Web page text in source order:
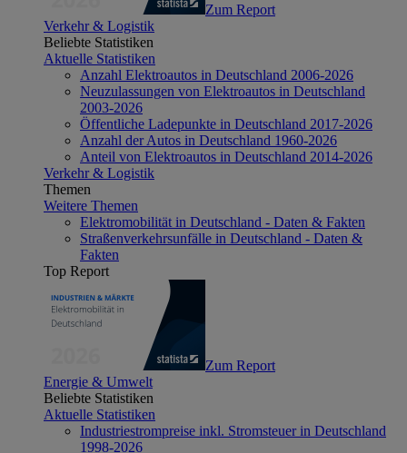
Zum Report
Verkehr & Logistik
Beliebte Statistiken
Aktuelle Statistiken
Anzahl Elektroautos in Deutschland 2006-2026
Neuzulassungen von Elektroautos in Deutschland
2003-2026
Öffentliche Ladepunkte in Deutschland 2017-2026
Anzahl der Autos in Deutschland 1960-2026
Anteil von Elektroautos in Deutschland 2014-2026
Verkehr & Logistik
Themen
Weitere Themen
Elektromobilität in Deutschland - Daten & Fakten
Straßenverkehrsunfälle in Deutschland - Daten &
Fakten
Top Report
Zum Report
Energie & Umwelt
Beliebte Statistiken
Aktuelle Statistiken
Industriestrompreise inkl. Stromsteuer in Deutschland
1998-2026